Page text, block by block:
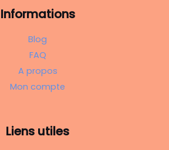
Informations
Blog
FAQ
A propos
Mon compte
Liens utiles